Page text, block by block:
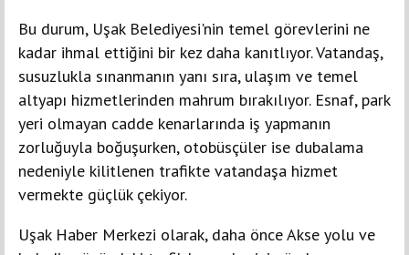
Bu durum, Uşak Belediyesi'nin temel görevlerini ne
kadar ihmal ettiğini bir kez daha kanıtlıyor. Vatandaş,
susuzlukla sınanmanın yanı sıra, ulaşım ve temel
altyapı hizmetlerinden mahrum bırakılıyor. Esnaf, park
yeri olmayan cadde kenarlarında iş yapmanın
zorluğuyla boğuşurken, otobüsçüler ise dubalama
nedeniyle kilitlenen trafikte vatandaşa hizmet
vermekte güçlük çekiyor.
Uşak Haber Merkezi olarak, daha önce Akse yolu ve